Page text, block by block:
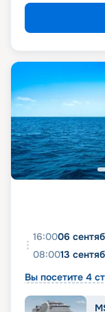
16:0006
08:0013
Вы посетите 4